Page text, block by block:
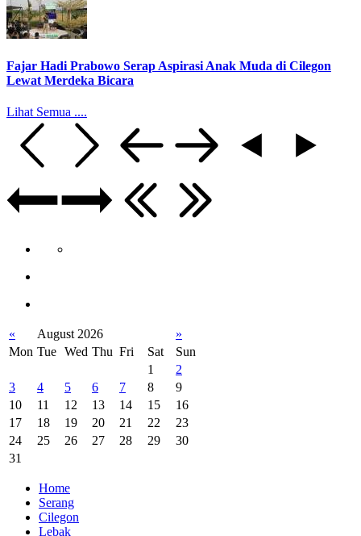
Fajar Hadi Prabowo Serap Aspirasi Anak Muda di Cilegon
Lewat Merdeka Bicara
Lihat Semua ....
« August 2026
»
Mon Tue Wed Thu Fri Sat
Sun
1
2
3
4 5 6 7 8
9
10
11 12 13 14 15
16
17
18 19 20 21 22
23
24
25 26 27 28 29
30
31
Home
Serang
Cilegon
Lebak